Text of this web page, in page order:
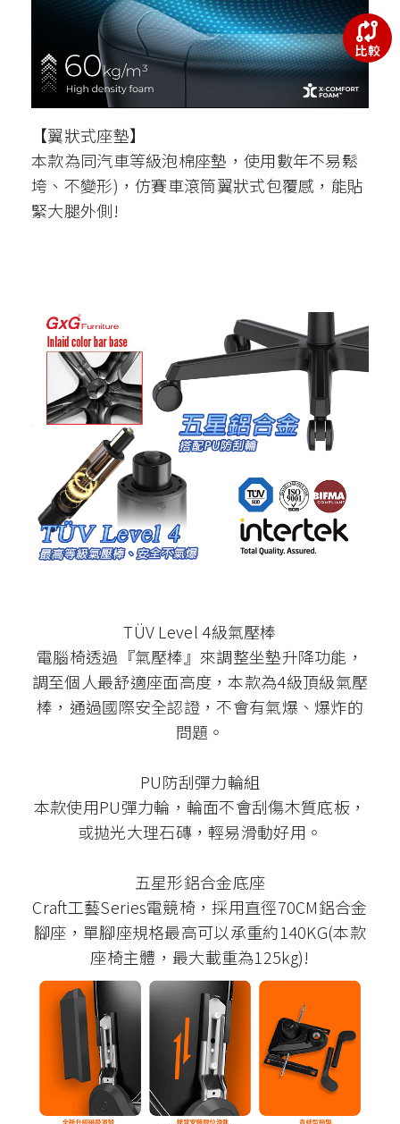
【翼狀式座墊】
本款為同汽車等級泡棉座墊，使用數年不易鬆
垮、不變形)，仿賽車滾筒翼狀式包覆感，能貼
緊大腿外側!
TÜV Level 4級氣壓棒
電腦椅透過『氣壓棒』來調整坐墊升降功能，
調至個人最舒適座面高度，本款為4級頂級氣壓
棒，通過國際安全認證，不會有氣爆、爆炸的
問題。
PU防刮彈力輪組
本款使用PU彈力輪，輪面不會刮傷木質底板，
或拋光大理石磚，輕易滑動好用。
五星形鋁合金底座
Craft工藝Series電競椅，採用直徑70CM鋁合金
腳座，單腳座規格最高可以承重約140KG(本款
座椅主體，最大載重為125kg)!
比較